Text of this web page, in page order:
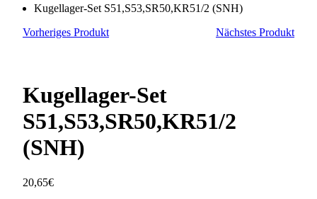
Kugellager-Set S51,S53,SR50,KR51/2 (SNH)
Vorheriges Produkt
Nächstes Produkt
Kugellager-Set
S51,S53,SR50,KR51/2
(SNH)
20,65€